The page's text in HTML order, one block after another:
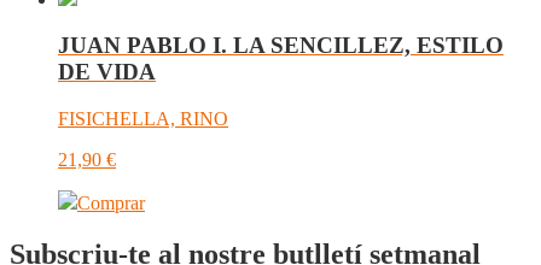
JUAN PABLO I. LA SENCILLEZ, ESTILO
DE VIDA
FISICHELLA, RINO
21,90 €
Comprar
Subscriu-te al nostre butlletí setmanal